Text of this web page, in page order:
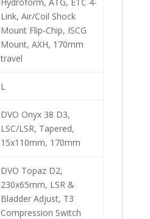
Link, Air/Coil Shock
Mount Flip-Chip, ISCG
Mount, AXH, 170mm
travel
L
DVO Onyx 38 D3,
LSC/LSR, Tapered,
15x110mm, 170mm
DVO Topaz D2,
230x65mm, LSR &
Bladder Adjust, T3
Compression Switch